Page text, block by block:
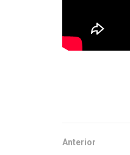
Anterior